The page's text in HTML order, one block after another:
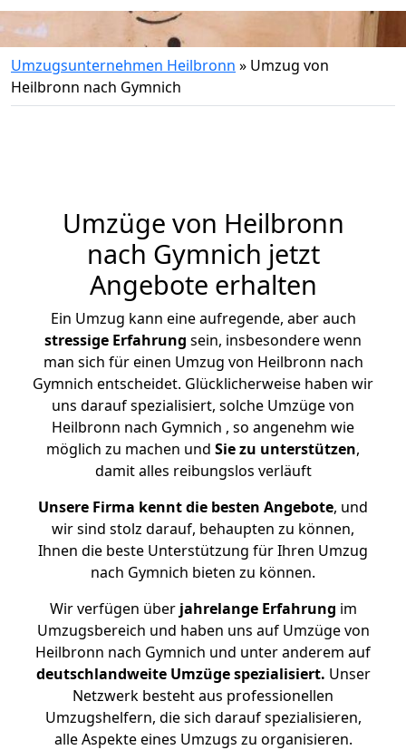
Umzugsunternehmen Heilbronn » Umzug von
Heilbronn nach Gymnich
Umzüge von Heilbronn
nach Gymnich jetzt
Angebote erhalten
Ein Umzug kann eine aufregende, aber auch
stressige Erfahrung sein, insbesondere wenn
man sich für einen Umzug von Heilbronn nach
Gymnich entscheidet. Glücklicherweise haben wir
uns darauf spezialisiert, solche Umzüge von
Heilbronn nach Gymnich , so angenehm wie
möglich zu machen und Sie zu unterstützen,
damit alles reibungslos verläuft
Unsere Firma kennt die besten Angebote, und
wir sind stolz darauf, behaupten zu können,
Ihnen die beste Unterstützung für Ihren Umzug
nach Gymnich bieten zu können.
Wir verfügen überjahrelange Erfahrung im
Umzugsbereich und haben uns auf Umzüge von
Heilbronn nach Gymnich und unter anderem auf
deutschlandweite Umzüge spezialisiert. Unser
Netzwerk besteht aus professionellen
Umzugshelfern, die sich darauf spezialisieren,
alle Aspekte eines Umzugs zu organisieren.